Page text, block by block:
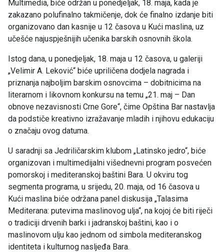
Multimedia, biće održan u ponedjeljak, 18. maja, kada je
zakazano polufinalno takmičenje, dok će finalno izdanje biti
organizovano dan kasnije u 12 časova u Kući maslina, uz
učešće najuspješnijih učenika barskih osnovnih škola.
Istog dana, u ponedjeljak, 18. maja u 12 časova, u galeriji
„Velimir A. Leković“ biće upriličena dodjela nagrada i
priznanja najboljim barskim osnovcima – dobitnicima na
literarnom i likovnom konkursu na temu „21. maj – Dan
obnove nezavisnosti Crne Gore“, čime Opština Bar nastavlja
da podstiče kreativno izražavanje mladih i njihovu edukaciju
o značaju ovog datuma.
U saradnji sa Jedriličarskim klubom „Latinsko jedro“, biće
organizovan i multimedijalni višednevni program posvećen
pomorskoj i mediteranskoj baštini Bara. U okviru tog
segmenta programa, u srijedu, 20. maja, od 16 časova u
Kući maslina biće održana panel diskusija „Talasima
Mediterana: putevima maslinovog ulja“, na kojoj će biti riječi
o tradiciji drvenih barki i jadranskoj baštini, kao i o
maslinovom ulju kao jednom od simbola mediteranskog
identiteta i kulturnog nasljeđa Bara.